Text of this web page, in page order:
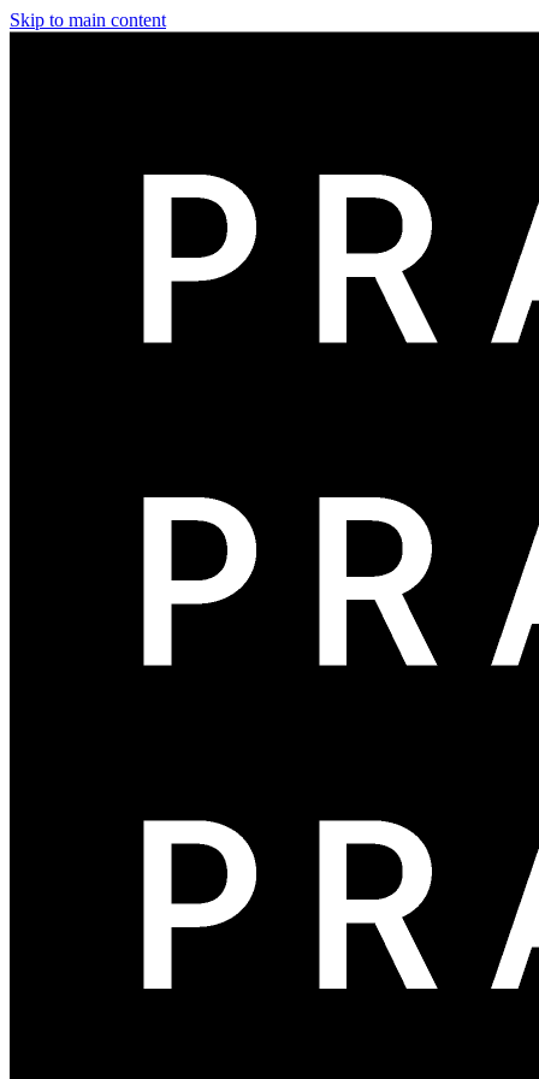
Skip to main content